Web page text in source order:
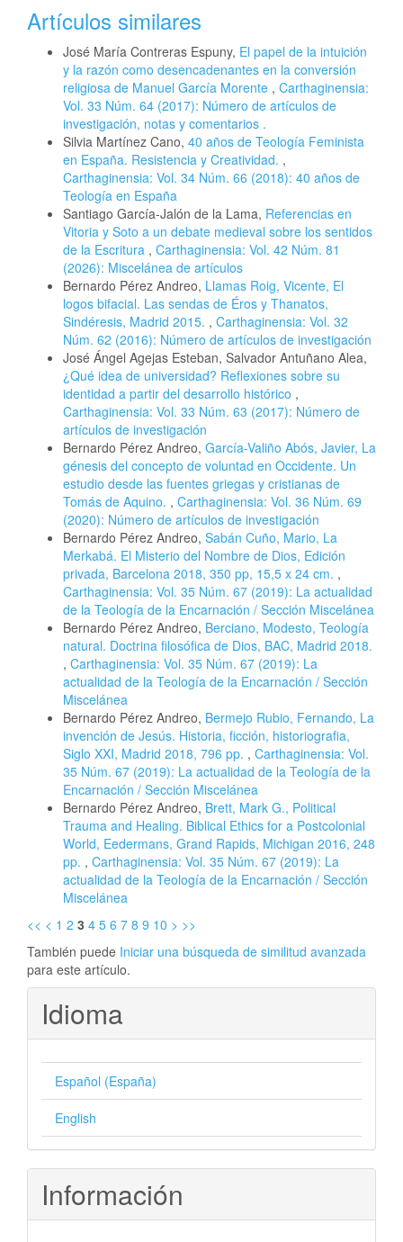
Artículos similares
José María Contreras Espuny, El papel de la intuición
y la razón como desencadenantes en la conversión
religiosa de Manuel García Morente , Carthaginensia:
Vol. 33 Núm. 64 (2017): Número de artículos de
investigación, notas y comentarios .
Silvia Martínez Cano, 40 años de Teología Feminista
en España. Resistencia y Creatividad. ,
Carthaginensia: Vol. 34 Núm. 66 (2018): 40 años de
Teología en España
Santiago García-Jalón de la Lama, Referencias en
Vitoria y Soto a un debate medieval sobre los sentidos
de la Escritura , Carthaginensia: Vol. 42 Núm. 81
(2026): Miscelánea de artículos
Bernardo Pérez Andreo, Llamas Roig, Vicente, El
logos bifacial. Las sendas de Éros y Thanatos,
Sindéresis, Madrid 2015. , Carthaginensia: Vol. 32
Núm. 62 (2016): Número de artículos de investigación
José Ángel Agejas Esteban, Salvador Antuñano Alea,
¿Qué idea de universidad? Reflexiones sobre su
identidad a partir del desarrollo histórico ,
Carthaginensia: Vol. 33 Núm. 63 (2017): Número de
artículos de investigación
Bernardo Pérez Andreo, García-Valiño Abós, Javier, La
génesis del concepto de voluntad en Occidente. Un
estudio desde las fuentes griegas y cristianas de
Tomás de Aquino. , Carthaginensia: Vol. 36 Núm. 69
(2020): Número de artículos de investigación
Bernardo Pérez Andreo, Sabán Cuño, Mario, La
Merkabá. El Misterio del Nombre de Dios, Edición
privada, Barcelona 2018, 350 pp, 15,5 x 24 cm. ,
Carthaginensia: Vol. 35 Núm. 67 (2019): La actualidad
de la Teología de la Encarnación / Sección Miscelánea
Bernardo Pérez Andreo, Berciano, Modesto, Teología
natural. Doctrina filosófica de Dios, BAC, Madrid 2018.
, Carthaginensia: Vol. 35 Núm. 67 (2019): La
actualidad de la Teología de la Encarnación / Sección
Miscelánea
Bernardo Pérez Andreo, Bermejo Rubio, Fernando, La
invención de Jesús. Historia, ficción, historiografia,
Siglo XXI, Madrid 2018, 796 pp. , Carthaginensia: Vol.
35 Núm. 67 (2019): La actualidad de la Teología de la
Encarnación / Sección Miscelánea
Bernardo Pérez Andreo, Brett, Mark G., Political
Trauma and Healing. Biblical Ethics for a Postcolonial
World, Eedermans, Grand Rapids, Michigan 2016, 248
pp. , Carthaginensia: Vol. 35 Núm. 67 (2019): La
actualidad de la Teología de la Encarnación / Sección
Miscelánea
<< < 1 2 3 4 5 6 7 8 9 10 > >>
También puede Iniciar una búsqueda de similitud avanzada
para este artículo.
Idioma
Español (España)
English
Información